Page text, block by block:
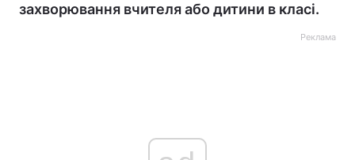
захворювання вчителя або дитини в класі.
Реклама